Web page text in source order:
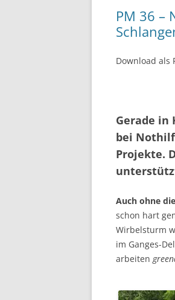
PM 36 –
Download als
Gerade in
bei
Projekte.
Auch ohne
schon hart
Wirbelsturm
im Ganges-
arbeiten